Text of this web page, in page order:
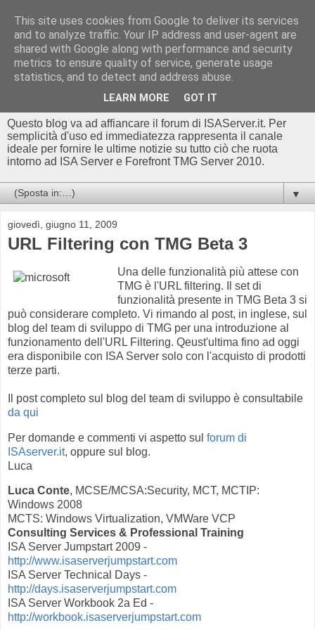
Blog di
ISAserver.it/TMGserver.c
om - Luca Conte
Questo blog va ad affiancare il forum di ISAServer.it. Per
semplicità d'uso ed immediatezza rappresenta il canale
ideale per fornire le ultime notizie su tutto ciò che ruota
intorno ad ISA Server e Forefront TMG Server 2010.
▼
giovedì, giugno 11, 2009
URL Filtering con TMG Beta 3
Una delle funzionalità più attese con
TMG è l'URL filtering. Il set di
funzionalità presente in TMG Beta 3 si
può considerare completo. Vi rimando al post, in inglese, sul
blog del team di sviluppo di TMG per una introduzione al
funzionamento dell'URL Filtering. Qeust'ultima fino ad oggi
era disponibile con ISA Server solo con l'acquisto di prodotti
terze parti.
Il post completo sul blog del team di sviluppo è consultabile
da qui
Per domande e commenti vi aspetto sul forum di
ISAserver.it, oppure sul blog.
Luca
Luca Conte, MCSE/MCSA:Security, MCT, MCTIP:
Windows 2008
MCTS: Windows Virtualization, VMWare VCP
Consulting Services & Professional Training
ISA Server Jumpstart 2009 -
http://www.isaserverjumpstart.com
ISA Server Technical Days -
http://days.isaserverjumpstart.com
ISA Server Workbook 2a Ed -
http://workbook.isaserverjumpstart.com
This site uses cookies from Google to deliver its services
and to analyze traffic. Your IP address and user-agent are
shared with Google along with performance and security
metrics to ensure quality of service, generate usage
statistics, and to detect and address abuse.
LEARN MORE GOT IT